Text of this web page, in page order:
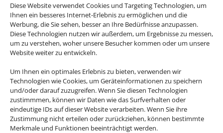
Diese Website verwendet Cookies und Targeting Technologien, um
Ihnen ein besseres Internet-Erlebnis zu ermöglichen und die
Werbung, die Sie sehen, besser an Ihre Bedürfnisse anzupassen.
Diese Technologien nutzen wir außerdem, um Ergebnisse zu messen,
um zu verstehen, woher unsere Besucher kommen oder um unsere
Website weiter zu entwickeln.
Um Ihnen ein optimales Erlebnis zu bieten, verwenden wir
Technologien wie Cookies, um Geräteinformationen zu speichern
und/oder darauf zuzugreifen. Wenn Sie diesen Technologien
zustimmmen, können wir Daten wie das Surfverhalten oder
eindeutige IDs auf dieser Website verarbeiten. Wenn Sie ihre
Zustimmung nicht erteilen oder zurückziehen, können bestimmte
Merkmale und Funktionen beeinträchtigt werden.
Rufen Sie uns an
03923 77044